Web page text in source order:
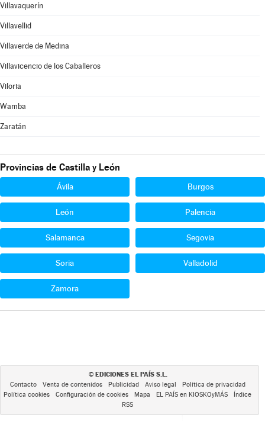
Villavaquerín
Villavellid
Villaverde de Medina
Villavicencio de los Caballeros
Viloria
Wamba
Zaratán
Provincias de Castilla y León
Ávila Burgos
León Palencia
Salamanca Segovia
Soria Valladolid
Zamora
© EDICIONES EL PAÍS S.L.
Contacto Venta de contenidos Publicidad Aviso legal
Política de privacidad
Política cookies
Configuración de cookies Mapa EL PAÍS en KIOSKOyMÁS
Índice
RSS